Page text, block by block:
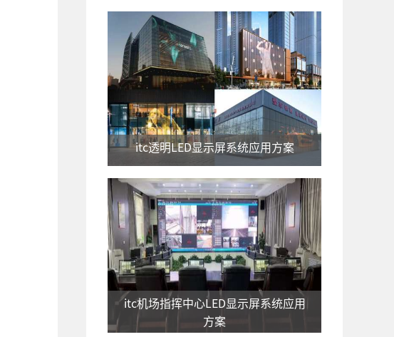
itc透明LED显示屏系统应用方案
itc机场指挥中心LED显示屏系统应用
方案